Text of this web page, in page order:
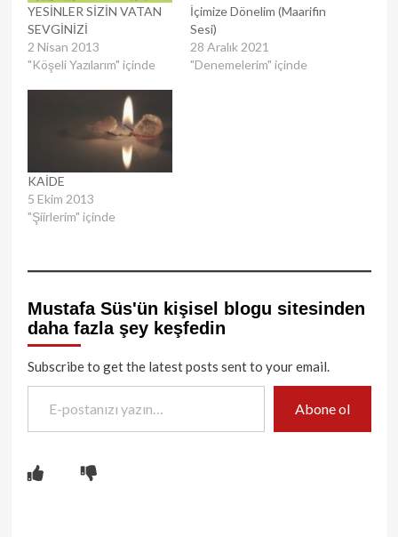
YESİNLER SİZİN VATAN
SEVGİNİZİ
2 Nisan 2013
"Köşeli Yazılarım" içinde
İçimize Dönelim (Maarifin
Sesi)
28 Aralık 2021
"Denemelerim" içinde
KAİDE
5 Ekim 2013
"Şiirlerim" içinde
Mustafa Süs'ün kişisel blogu sitesinden
daha fazla şey keşfedin
Subscribe to get the latest posts sent to your email.
E-postanızı yazın…
Abone ol